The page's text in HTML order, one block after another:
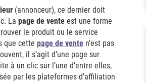
(annonceur), ce dernier doit
La page de vente est une forme
le produit ou le service
que cette page de vente n’est pas
il s’agit d’une page sur
à un clic sur l’une d’entre elles,
par les plateformes d’affiliation